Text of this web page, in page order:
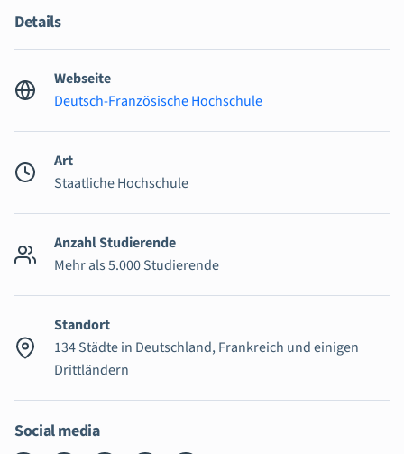
Details
Webseite
Deutsch-Französische Hochschule
Art
Staatliche Hochschule
Anzahl Studierende
Mehr als 5.000 Studierende
Standort
134 Städte in Deutschland, Frankreich und einigen
Drittländern
Social media